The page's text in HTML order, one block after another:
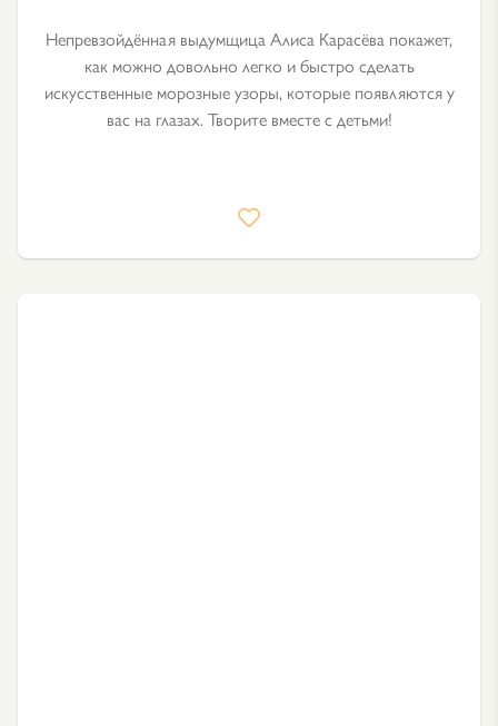
Непревзойдённая выдумщица Алиса Карасёва покажет,
как можно довольно легко и быстро сделать
искусственные морозные узоры, которые появляются у
вас на глазах. Творите вместе с детьми!